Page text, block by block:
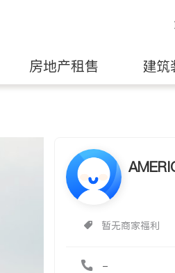
房地产租售 建筑
暂无商家福利
-